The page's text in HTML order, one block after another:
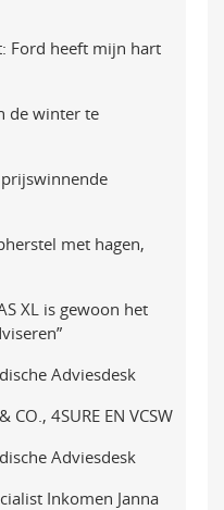
Ford heeft mijn hart
de winter te
met hagen,
XL is gewoon het
Adviesdesk
CO., 4SURE EN VCSW
Adviesdesk
Inkomen Janna